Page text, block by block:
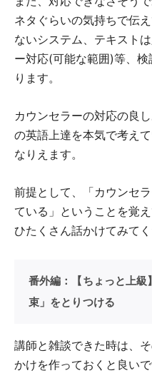
ネタぐらいの気持ちで伝
ないシステム、テキスト
ー対応(可能な範囲)等、
ります。
カウンセラーの対応の良
の英語上達を本気で考え
なりえます。
前提として、「カウンセ
ている」ということを覚
ひたくさん話かけてみてく
番外編：【ちょっと上級
束」をとりつける
講師と雑談できた時は、
かけを作っておくと良いで